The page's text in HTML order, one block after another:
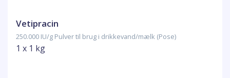
Vetipracin
250.000 IU/g Pulver til brug i drikkevand/mælk (Pose)
1 x 1 kg